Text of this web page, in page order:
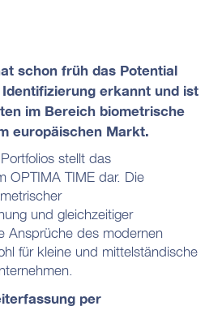
schon früh das Potential
erkannt und ist
im Bereich biometrische
europäischen Markt.
stellt das
OPTIMA TIME dar. Die
und gleichzeitiger
Ansprüche des modernen
für kleine und mittelständische
per